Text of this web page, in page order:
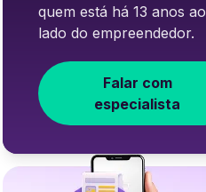
quem está há 13 anos ao
lado do empreendedor.
Falar com
especialista